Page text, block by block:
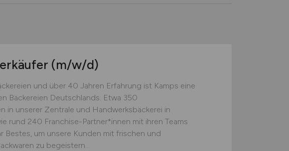
(m/w/d)
und über 40 Jahren Erfahrung ist Kamps eine
Bäckereien Deutschlands. Etwa 350
in unserer Zentrale und Handwerksbäckerei in
rund 240 Franchise-Partner*innen mit ihren Teams
Bestes, um unsere Kunden mit frischen und
zu begeistern...